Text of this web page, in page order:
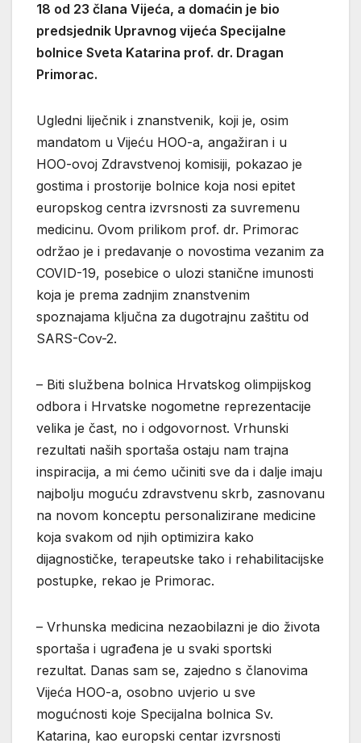
18 od 23 člana Vijeća, a domaćin je bio
predsjednik Upravnog vijeća Specijalne
bolnice Sveta Katarina prof. dr. Dragan
Primorac.
Ugledni liječnik i znanstvenik, koji je, osim
mandatom u Vijeću HOO-a, angažiran i u
HOO-ovoj Zdravstvenoj komisiji, pokazao je
gostima i prostorije bolnice koja nosi epitet
europskog centra izvrsnosti za suvremenu
medicinu. Ovom prilikom prof. dr. Primorac
održao je i predavanje o novostima vezanim za
COVID-19, posebice o ulozi stanične imunosti
koja je prema zadnjim znanstvenim
spoznajama ključna za dugotrajnu zaštitu od
SARS-Cov-2.
– Biti službena bolnica Hrvatskog olimpijskog
odbora i Hrvatske nogometne reprezentacije
velika je čast, no i odgovornost. Vrhunski
rezultati naših sportaša ostaju nam trajna
inspiracija, a mi ćemo učiniti sve da i dalje imaju
najbolju moguću zdravstvenu skrb, zasnovanu
na novom konceptu personalizirane medicine
koja svakom od njih optimizira kako
dijagnostičke, terapeutske tako i rehabilitacijske
postupke, rekao je Primorac.
– Vrhunska medicina nezaobilazni je dio života
sportaša i ugrađena je u svaki sportski
rezultat. Danas sam se, zajedno s članovima
Vijeća HOO-a, osobno uvjerio u sve
mogućnosti koje Specijalna bolnica Sv.
Katarina, kao europski centar izvrsnosti